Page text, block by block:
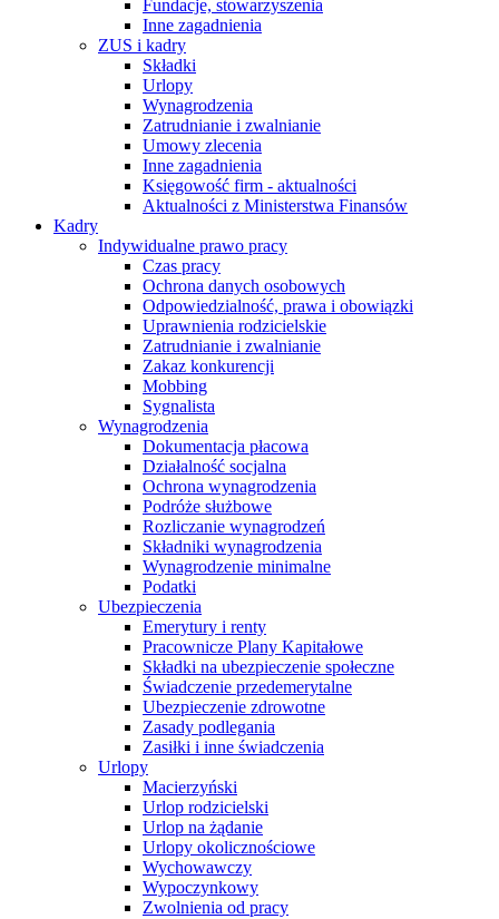
Fundacje, stowarzyszenia
Inne zagadnienia
ZUS i kadry
Składki
Urlopy
Wynagrodzenia
Zatrudnianie i zwalnianie
Umowy zlecenia
Inne zagadnienia
Księgowość firm - aktualności
Aktualności z Ministerstwa Finansów
Kadry
Indywidualne prawo pracy
Czas pracy
Ochrona danych osobowych
Odpowiedzialność, prawa i obowiązki
Uprawnienia rodzicielskie
Zatrudnianie i zwalnianie
Zakaz konkurencji
Mobbing
Sygnalista
Wynagrodzenia
Dokumentacja płacowa
Działalność socjalna
Ochrona wynagrodzenia
Podróże służbowe
Rozliczanie wynagrodzeń
Składniki wynagrodzenia
Wynagrodzenie minimalne
Podatki
Ubezpieczenia
Emerytury i renty
Pracownicze Plany Kapitałowe
Składki na ubezpieczenie społeczne
Świadczenie przedemerytalne
Ubezpieczenie zdrowotne
Zasady podlegania
Zasiłki i inne świadczenia
Urlopy
Macierzyński
Urlop rodzicielski
Urlop na żądanie
Urlopy okolicznościowe
Wychowawczy
Wypoczynkowy
Zwolnienia od pracy